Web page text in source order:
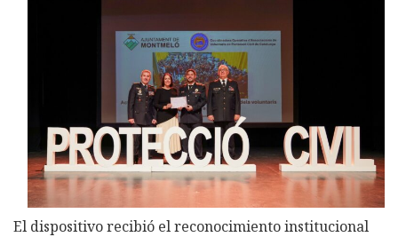
El dispositivo recibió el reconocimiento institucional